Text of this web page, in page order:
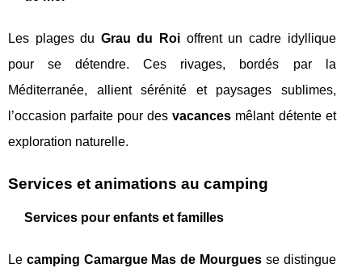
Les plages du Grau du Roi offrent un cadre idyllique
pour se détendre. Ces rivages, bordés par la
Méditerranée, allient sérénité et paysages sublimes,
l’occasion parfaite pour desvacances mêlant détente et
exploration naturelle.
Services et animations au camping
Services pour enfants et familles
Le camping Camargue Mas de Mourgues se distingue